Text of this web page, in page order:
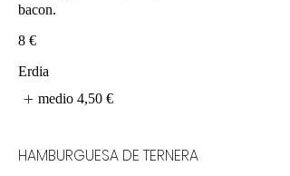
bacon.
8 €
Erdia
medio 4,50 €
HAMBURGUESA DE TERNERA